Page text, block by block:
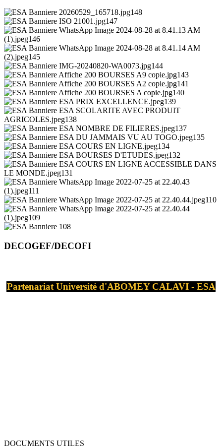
DECOGEF/DECOFI
Partenariat Université d'ABOMEY CALAVI - ESA
DOCUMENTS UTILES